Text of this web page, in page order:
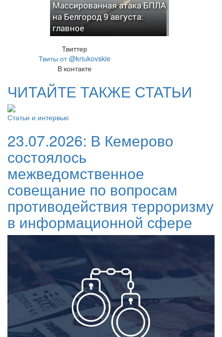
Массированная атака БПЛА
на Белгород 9 августа:
главное
Твиттер
Твиты от @kriukovskie
В контакте
ЧИТАЙТЕ ТАКЖЕ СТАТЬИ
Статьи и интервью
23.07.2026: В Кемерово
состоялось
межведомственное
совещание по вопросам
противодействия терроризму
в информационной сфере